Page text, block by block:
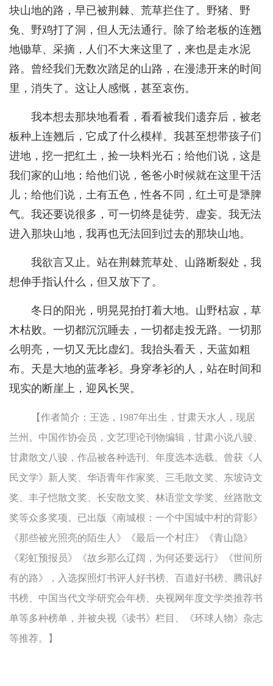
块山地的路，早已被荆棘、荒草拦住了。野猪、野
兔、野鸡打了洞，但人无法通行。除了给老板的连翘
地锄草、采摘，人们不大来这里了，来也是走水泥
路。曾经我们无数次踏足的山路，在漫漶开来的时间
里，消失了。这让人感慨，甚至哀伤。
我本想去那块地看看，看看被我们遗弃后，被老
板种上连翘后，它成了什么模样。我甚至想带孩子们
进地，挖一把红土，捡一块料光石；给他们说，这是
我们家的山地；给他们说，爸爸小时候就在这里干活
儿；给他们说，土有五色，性各不同，红土可是犟脾
气。我还要说很多，可一切终是徒劳、虚妄。我无法
进入那块山地，我再也无法回到过去的那块山地。
我欲言又止。站在荆棘荒草处、山路断裂处，我
想伸手指认什么，但又放下了。
冬日的阳光，明晃晃拍打着大地。山野枯寂，草
木枯败。一切都沉沉睡去，一切都走投无路。一切那
么明亮，一切又无比虚幻。我抬头看天，天蓝如粗
布。天是大地的蓝孝衫。身穿孝衫的人，站在时间和
现实的断崖上，迎风长哭。
【作者简介：王选，1987年出生，甘肃天水人，现居
兰州。中国作协会员，文艺理论刊物编辑，甘肃小说八骏、
甘肃散文八骏，作品被各种选刊、年度选本选载。曾获《人
民文学》新人奖、华语青年作家奖、三毛散文奖、东坡诗文
奖、丰子恺散文奖、长安散文奖、林语堂文学奖、丝路散文
奖等众多奖项。已出版《南城根：一个中国城中村的背影》
《那些被光照亮的陌生人》《最后一个村庄》《青山隐》
《彩虹预报员》《故乡那么辽阔，为何还要远行》《世间所
有的路》，入选探照灯书评人好书榜、百道好书榜、腾讯好
书榜、中国当代文学研究会年榜、央视网年度文学类推荐书
单等多种榜单，并被央视《读书》栏目、《环球人物》杂志
等推荐。】